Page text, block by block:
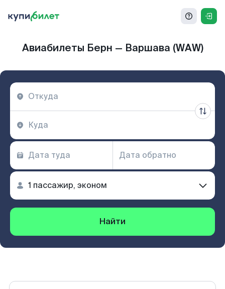
Авиабилеты Берн — Варшава (WAW)
Найти